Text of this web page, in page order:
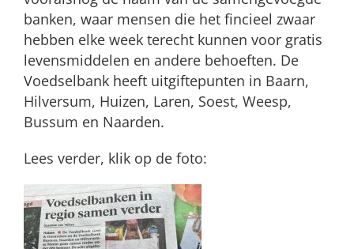
banken, waar mensen die het fincieel zwaar
hebben elke week terecht kunnen voor gratis
levensmiddelen en andere behoeften. De
Voedselbank heeft uitgiftepunten in Baarn,
Hilversum, Huizen, Laren, Soest, Weesp,
Bussum en Naarden.
Lees verder, klik op de foto: